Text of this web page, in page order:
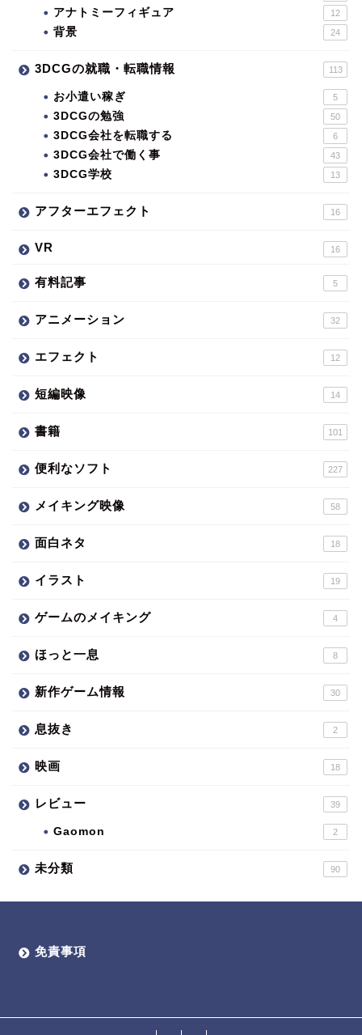
アナトミーフィギュア 12
背景 24
3DCGの就職・転職情報 113
お小遣い稼ぎ 5
3DCGの勉強 50
3DCG会社を転職する 6
3DCG会社で働く事 43
3DCG学校 13
アフターエフェクト 16
VR 16
有料記事 5
アニメーション 32
エフェクト 12
短編映像 14
書籍 101
便利なソフト 227
メイキング映像 58
面白ネタ 18
イラスト 19
ゲームのメイキング 4
ほっと一息 8
新作ゲーム情報 30
息抜き 2
映画 18
レビュー 39
Gaomon 2
未分類 90
免責事項